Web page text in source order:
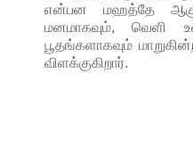
என்பன மஹத்தே
மனமாகவும், வெளி
பூதங்களாகவும்
விளக்குகிறார்.